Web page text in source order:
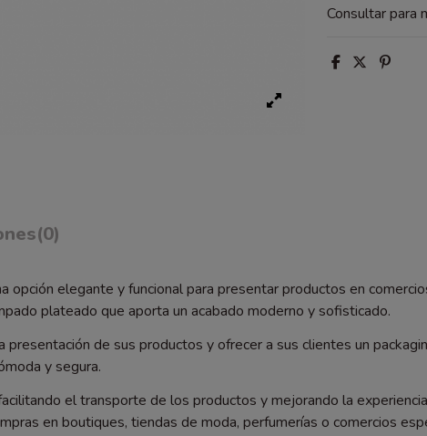
Consultar para
(0)
elegante y funcional para presentar productos en
plateado que aporta un acabado moderno y sofisticado.
de sus productos y ofrecer a sus clientes un
y segura.
el transporte de los productos y mejorando la
en boutiques, tiendas de moda, perfumerías o comercios